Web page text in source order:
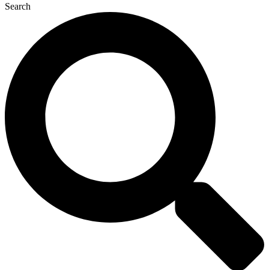
Search